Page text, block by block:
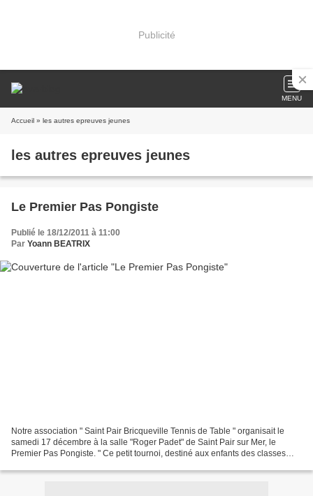
Publicité
MENU
Accueil » les autres epreuves jeunes
les autres epreuves jeunes
Le Premier Pas Pongiste
Publié le 18/12/2011 à 11:00
Par Yoann BEATRIX
Notre association " Saint Pair Bricqueville Tennis de Table " organisait le
samedi 17 décembre à la salle "Roger Padet" de Saint Pair sur Mer, le
Premier Pas Pongiste. " Ce petit tournoi, destiné aux enfants des classes